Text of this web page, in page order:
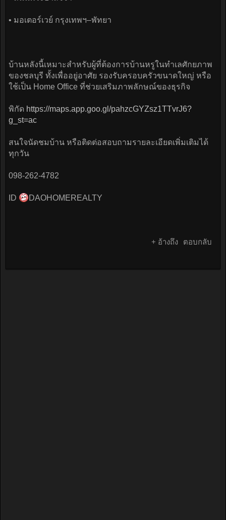
• มอเตอร์เวย์ กรุงเทพฯ–พัทยา
บ้านหลังนี้เหมาะสำหรับผู้ที่ต้องการบ้านหรูในทำเลศักยภาพ
ของชลบุรี ทั้งเพื่ออยู่อาศัย รองรับครอบครัวขนาดใหญ่ หรือ
ใช้เป็น Home Office ที่ช่วยเสริมภาพลักษณ์ของธุรกิจ
พิกัด https://maps.app.goo.gl/pahzcGYZsz1TTvrJ6?
g_st=ac
สนใจนัดชมบ้าน หรือติดต่อสอบถามรายละเอียดเพิ่มเติมได้
ทุกวัน
098-262-4782
ID DAOHOMEREALTY
+ อ้างถึง ตอบกลับ